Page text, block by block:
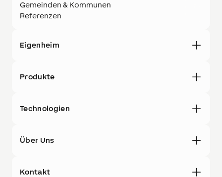
Gemeinden & Kommunen
Referenzen
Eigenheim
Produkte
Technologien
Über Uns
Kontakt